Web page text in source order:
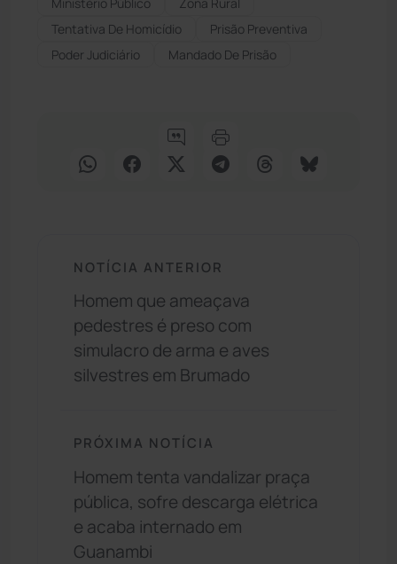
Tentativa De Homicídio
Prisão Preventiva
Poder Judiciário
Mandado De Prisão
NOTÍCIA ANTERIOR
Homem que ameaçava
pedestres é preso com
simulacro de arma e aves
silvestres em Brumado
PRÓXIMA NOTÍCIA
Homem tenta vandalizar praça
pública, sofre descarga elétrica
e acaba internado em
Guanambi